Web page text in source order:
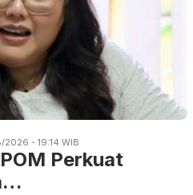
- 19:14 WIB
Perkuat